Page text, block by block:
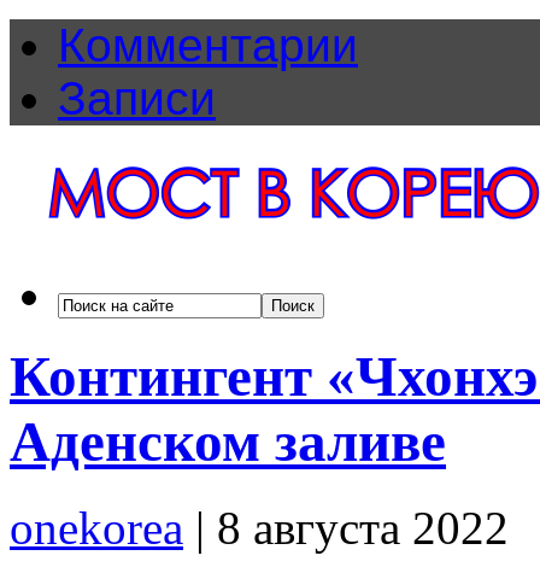
Комментарии
Записи
Контингент
Аденском заливе
onekorea | 8 августа 2022